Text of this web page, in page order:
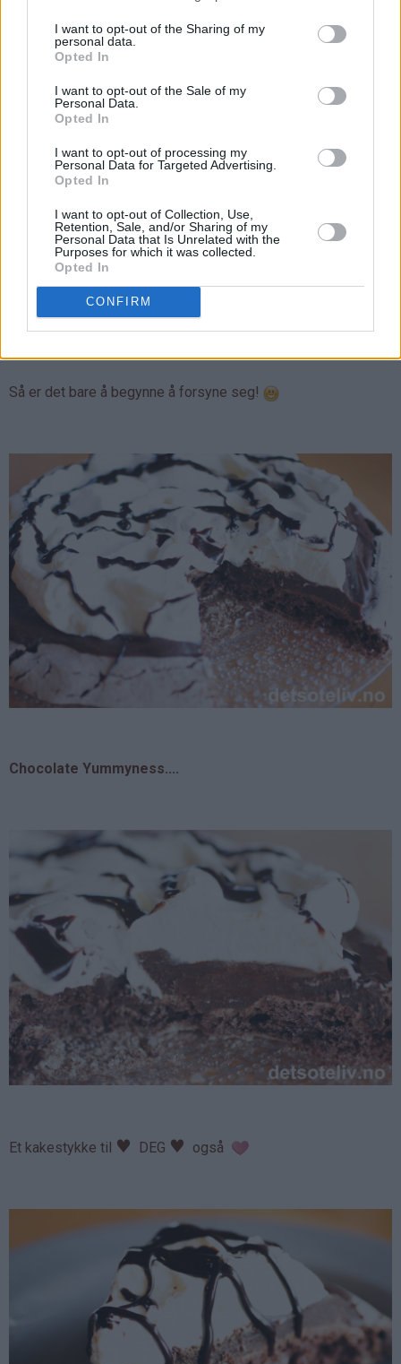
I want to opt-out of the Sharing of my
personal data.
Opted In
I want to opt-out of the Sale of my
Personal Data.
Opted In
I want to opt-out of processing my
Personal Data for Targeted Advertising.
Opted In
I want to opt-out of Collection, Use,
Retention, Sale, and/or Sharing of my
Personal Data that Is Unrelated with the
Purposes for which it was collected.
Opted In
CONFIRM
Så er det bare å begynne å forsyne seg!
Chocolate Yummyness....
Et kakestykke til ♥ DEG ♥ også